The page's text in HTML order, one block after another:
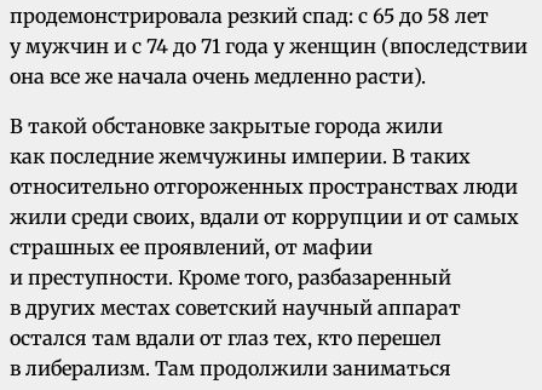
продемонстрировала резкий спад: с 65 до 58 лет
у мужчин и с 74 до 71 года у женщин (впоследствии
она все же начала очень медленно расти).
В такой обстановке закрытые города жили
как последние жемчужины империи. В таких
относительно отгороженных пространствах люди
жили среди своих, вдали от коррупции и от самых
страшных ее проявлений, от мафии
и преступности. Кроме того, разбазаренный
в других местах советский научный аппарат
остался там вдали от глаз тех, кто перешел
в либерализм. Там продолжили заниматься